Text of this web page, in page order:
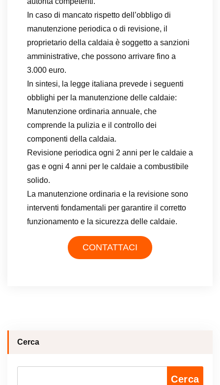
In caso di mancato rispetto dell’obbligo di
manutenzione periodica o di revisione, il
proprietario della caldaia è soggetto a sanzioni
amministrative, che possono arrivare fino a
3.000 euro.
In sintesi, la legge italiana prevede i seguenti
obblighi per la manutenzione delle caldaie:
Manutenzione ordinaria annuale, che
comprende la pulizia e il controllo dei
componenti della caldaia.
Revisione periodica ogni 2 anni per le caldaie a
gas e ogni 4 anni per le caldaie a combustibile
solido.
La manutenzione ordinaria e la revisione sono
interventi fondamentali per garantire il corretto
funzionamento e la sicurezza delle caldaie.
CONTATTACI
Cerca
Cerca